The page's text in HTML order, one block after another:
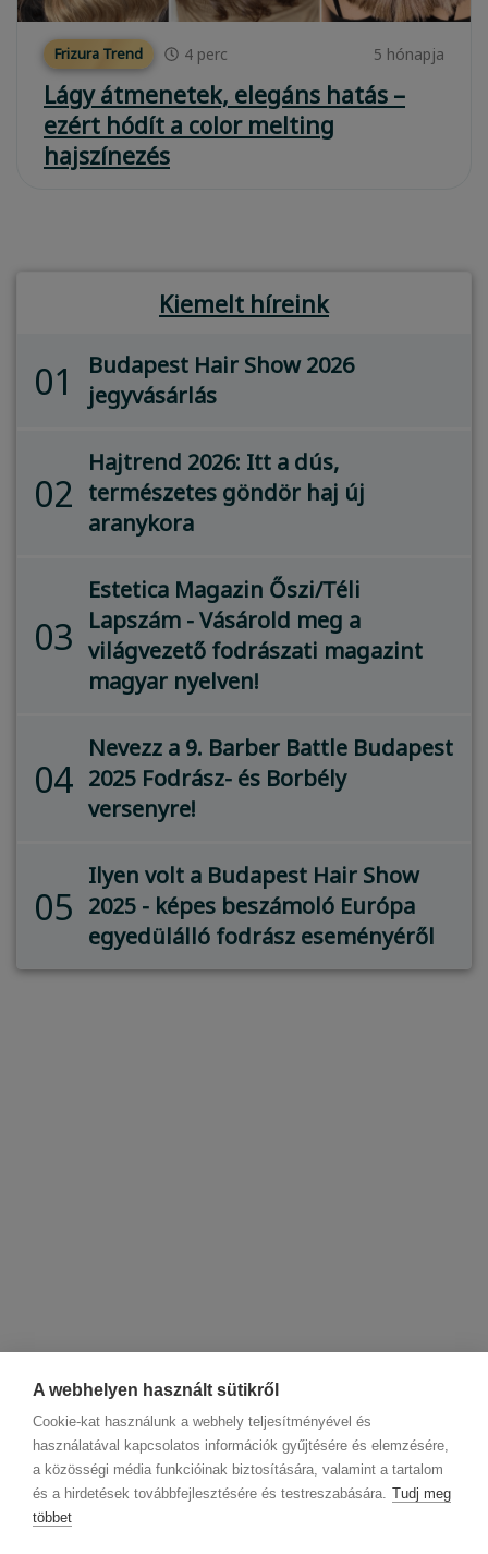
A webhelyen használt sütikről
Cookie-kat használunk a webhely teljesítményével és
használatával kapcsolatos információk gyűjtésére és elemzésére,
a közösségi média funkcióinak biztosítására, valamint a tartalom
és a hirdetések továbbfejlesztésére és testreszabására. Tudj meg
többet
Frizura Trend 4 perc 5 hónapja
Lágy átmenetek, elegáns hatás –
ezért hódít a color melting
hajszínezés
Kiemelt híreink
01
Budapest Hair Show 2026
jegyvásárlás
02
Hajtrend 2026: Itt a dús,
természetes göndör haj új
aranykora
03
Estetica Magazin Őszi/Téli
Lapszám - Vásárold meg a
világvezető fodrászati magazint
magyar nyelven!
04
Nevezz a 9. Barber Battle Budapest
2025 Fodrász- és Borbély
versenyre!
05
Ilyen volt a Budapest Hair Show
2025 - képes beszámoló Európa
egyedülálló fodrász eseményéről